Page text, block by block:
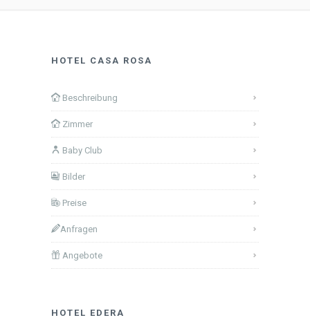
HOTEL CASA ROSA
Beschreibung
Zimmer
Baby Club
Bilder
Preise
Anfragen
Angebote
HOTEL EDERA